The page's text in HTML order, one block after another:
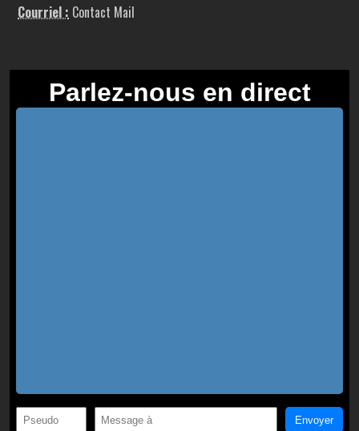
Courriel : Contact Mail